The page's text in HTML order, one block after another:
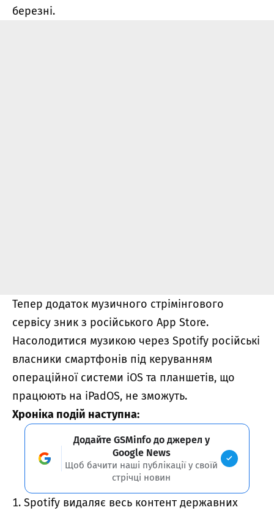
березні.
Тепер додаток музичного стрімінгового
сервісу зник з російського App Store.
Насолодитися музикою через Spotify російські
власники смартфонів під керуванням
операційної системи iOS та планшетів, що
працюють на iPadOS, не зможуть.
Хроніка подій наступна:
Додайте GSMinfo до джерел у
Google News
Щоб бачити наші публікації у своїй
стрічці новин
Spotify видаляє весь контент державних